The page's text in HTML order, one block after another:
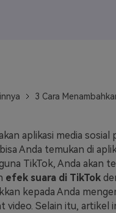
3 Cara
aplikasi media
Anda temukan di
TikTok, Anda akan
efek suara di TikTok
kepada Anda
video. Selain itu, artikel